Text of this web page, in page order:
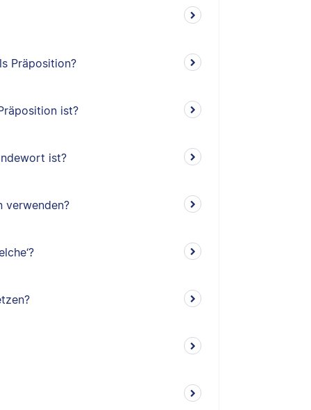
Präposition?
ist?
ist?
verwenden?